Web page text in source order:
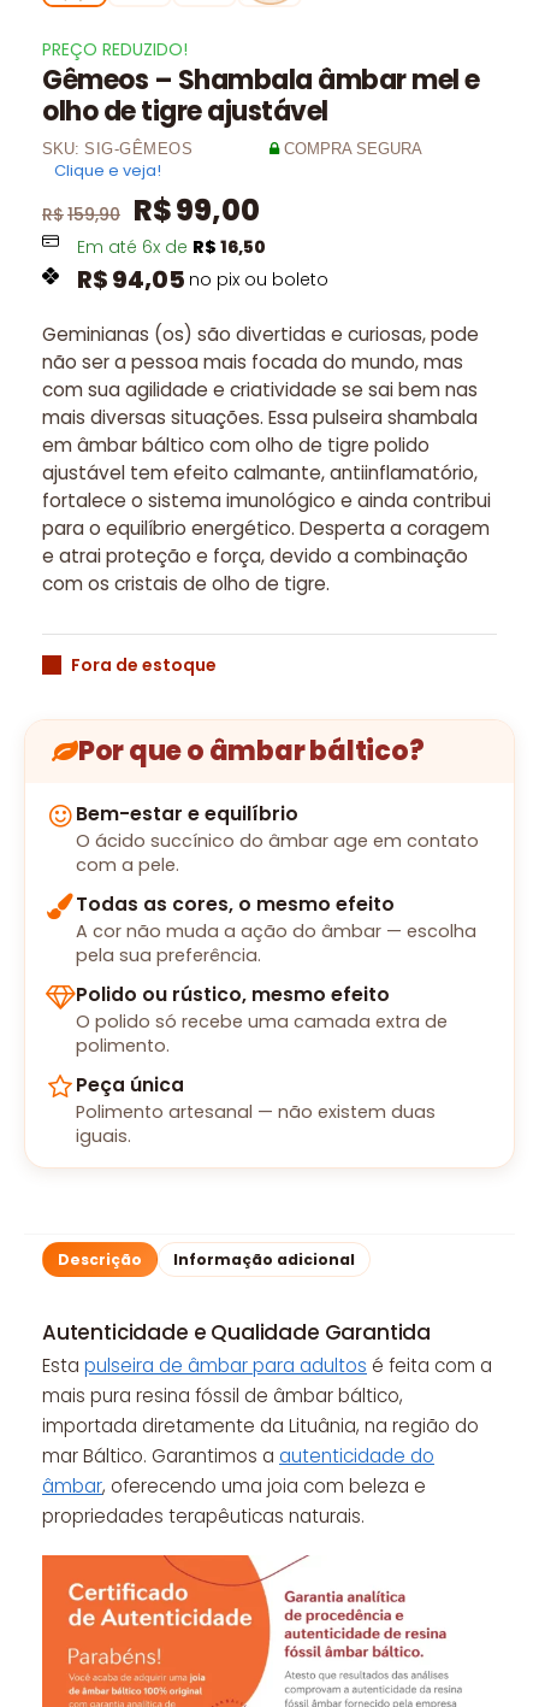
PREÇO REDUZIDO!
Gêmeos – Shambala âmbar mel e
olho de tigre ajustável
SKU: SIG-GÊMEOS COMPRA SEGURA
Clique e veja!
R$159,90 R$99,00
Em até 6x de R$ 16,50
R$94,05 no pix ou boleto
Geminianas (os) são divertidas e curiosas, pode
não ser a pessoa mais focada do mundo, mas
com sua agilidade e criatividade se sai bem nas
mais diversas situações. Essa pulseira shambala
em âmbar báltico com olho de tigre polido
ajustável tem efeito calmante, antiinflamatório,
fortalece o sistema imunológico e ainda contribui
para o equilíbrio energético. Desperta a coragem
e atrai proteção e força, devido a combinação
com os cristais de olho de tigre.
Fora de estoque
Por que o âmbar báltico?
Bem-estar e equilíbrio
O ácido succínico do âmbar age em contato
com a pele.
Todas as cores, o mesmo efeito
A cor não muda a ação do âmbar — escolha
pela sua preferência.
Polido ou rústico, mesmo efeito
O polido só recebe uma camada extra de
polimento.
Peça única
Polimento artesanal — não existem duas
iguais.
Descrição Informação adicional
Autenticidade e Qualidade Garantida
Esta pulseira de âmbar para adultos é feita com a
mais pura resina fóssil de âmbar báltico,
importada diretamente da Lituânia, na região do
mar Báltico. Garantimos a autenticidade do
âmbar, oferecendo uma joia com beleza e
propriedades terapêuticas naturais.